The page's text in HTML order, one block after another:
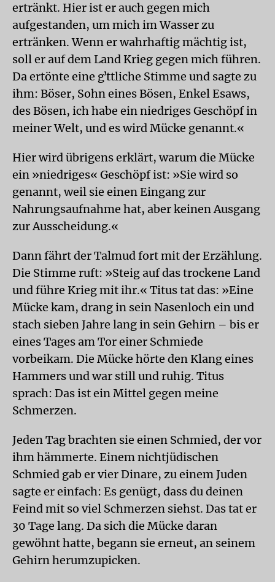
ertränkt. Hier ist er auch gegen mich
aufgestanden, um mich im Wasser zu
ertränken. Wenn er wahrhaftig mächtig ist,
soll er auf dem Land Krieg gegen mich führen.
Da ertönte eine gʼttliche Stimme und sagte zu
ihm: Böser, Sohn eines Bösen, Enkel Esaws,
des Bösen, ich habe ein niedriges Geschöpf in
meiner Welt, und es wird Mücke genannt.«
Hier wird übrigens erklärt, warum die Mücke
ein »niedriges« Geschöpf ist: »Sie wird so
genannt, weil sie einen Eingang zur
Nahrungsaufnahme hat, aber keinen Ausgang
zur Ausscheidung.«
Dann fährt der Talmud fort mit der Erzählung.
Die Stimme ruft: »Steig auf das trockene Land
und führe Krieg mit ihr.« Titus tat das: »Eine
Mücke kam, drang in sein Nasenloch ein und
stach sieben Jahre lang in sein Gehirn – bis er
eines Tages am Tor einer Schmiede
vorbeikam. Die Mücke hörte den Klang eines
Hammers und war still und ruhig. Titus
sprach: Das ist ein Mittel gegen meine
Schmerzen.
Jeden Tag brachten sie einen Schmied, der vor
ihm hämmerte. Einem nichtjüdischen
Schmied gab er vier Dinare, zu einem Juden
sagte er einfach: Es genügt, dass du deinen
Feind mit so viel Schmerzen siehst. Das tat er
30 Tage lang. Da sich die Mücke daran
gewöhnt hatte, begann sie erneut, an seinem
Gehirn herumzupicken.